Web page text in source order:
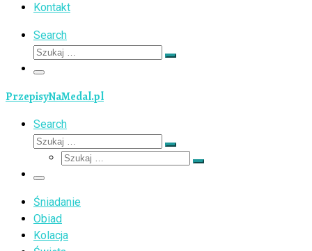
Kontakt
Search
Szukaj
Szukaj
Menu
PrzepisyNaMedal.pl
Search
Szukaj
Szukaj
Szukaj
Szukaj
Menu
Śniadanie
Obiad
Kolacja